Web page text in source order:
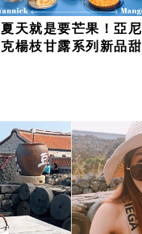
夏天就是要芒果！亞尼
克楊枝甘露系列新品甜